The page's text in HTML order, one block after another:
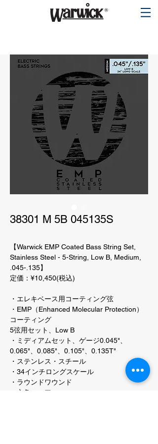
38301 M 5B 045135S
【Warwick EMP Coated Bass String Set,
Stainless Steel - 5-String, Low B, Medium,
.045-.135】
定価：¥10,450(税込)
・エレキベース用コーティング弦
・EMP（Enhanced Molecular Protection）
コーティング
5弦用セット、Low B
・ミディアムセット、ゲージ0.045"、
0.065"、0.085"、0.105"、0.135T"
・ステンレス・スチール
・34インチロングスケール
・ラウンドワウンド
・六角のコア